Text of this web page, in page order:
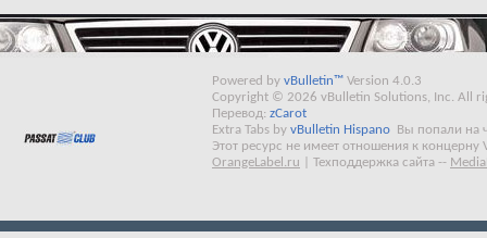
Powered by vBulletin™ Version 4.0.3
Copyright © 2026 vBulletin Solutions, Inc. All
Перевод: zCarot
Extra Tabs by vBulletin Hispano
Вы попали на
Этот ресурс не имеет отношения к концерну
OrangeLabel.ru
Техподдержка сайта --